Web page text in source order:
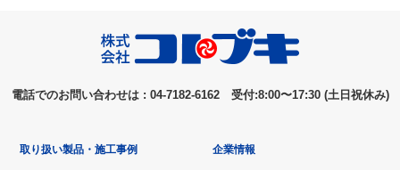
電話でのお問い合わせは : 04-7182-6162 受付:8:00〜17:30 (土日祝休み)
取り扱い製品・施工事例 企業情報